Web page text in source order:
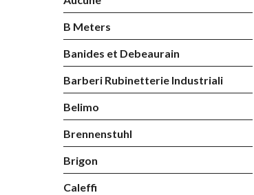
B Meters
Banides et Debeaurain
Barberi Rubinetterie Industriali
Belimo
Brennenstuhl
Brigon
Caleffi